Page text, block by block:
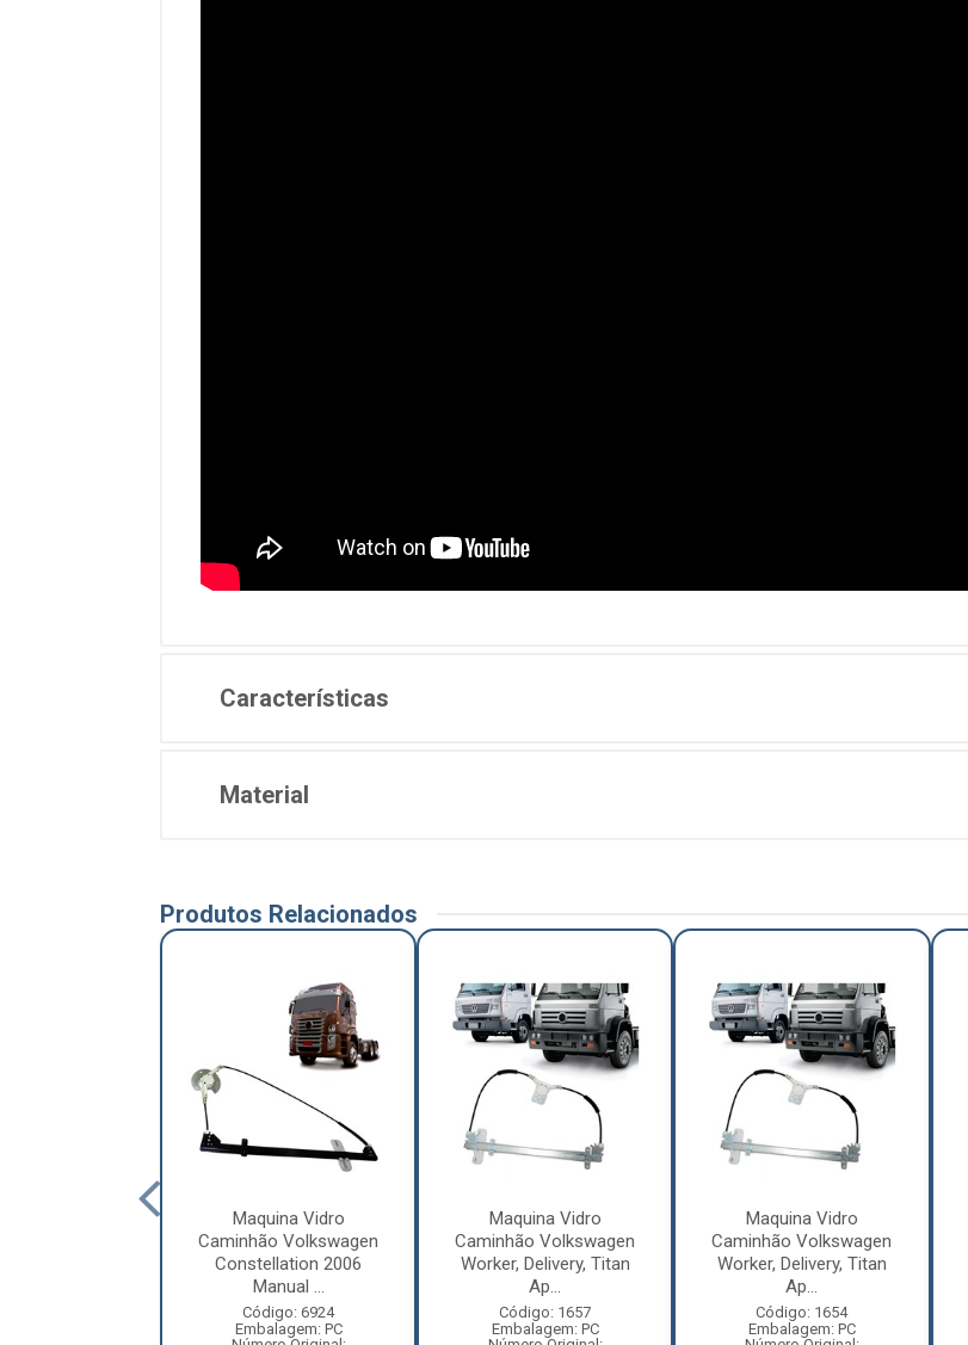
Características
Material
Produtos Relacionados
Maquina Vidro
Caminhão Volkswagen
Constellation 2006
Manual ...
Código: 6924
Embalagem: PC
Maquina Vidro
Caminhão Volkswagen
Worker, Delivery, Titan
Ap...
Código: 1657
Embalagem: PC
Maquina Vidro
Caminhão Volkswagen
Worker, Delivery, Titan
Ap...
Código: 1654
Embalagem: PC